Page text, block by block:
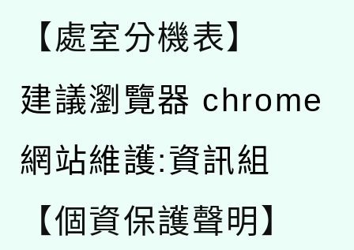
【處室分機表】
建議瀏覽器 chrome
網站維護:資訊組
【個資保護聲明】